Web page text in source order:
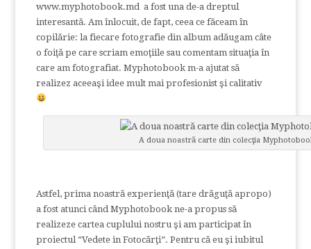
www.myphotobook.md a fost una de-a dreptul
interesantă. Am înlocuit, de fapt, ceea ce făceam în
copilărie: la fiecare fotografie din album adăugam câte
o foiţă pe care scriam emoţiile sau comentam situaţia în
care am fotografiat. Myphotobook m-a ajutat să
realizez aceeaşi idee mult mai profesionist şi calitativ
A doua noastră carte din colecţia
Astfel, prima noastră experienţă (tare drăguţă apropo)
a fost atunci când Myphotobook ne-a propus să
realizeze cartea cuplului nostru şi am participat în
proiectul “Vedete in Fotocărţi”. Pentru că eu şi iubitul